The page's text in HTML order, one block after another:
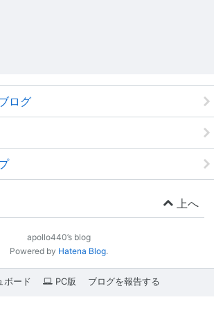
ログ
上へ
apollo440’s blog
Powered by Hatena Blog.
ボード PC版 ブログを報告する